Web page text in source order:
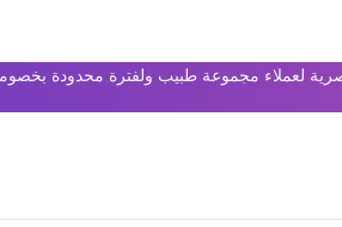
لعملاء مجموعة طبيب ولفترة محدودة بخصومات